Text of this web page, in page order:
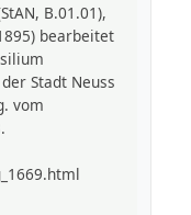
B.01.01),
bearbeitet
Stadt Neuss
vom